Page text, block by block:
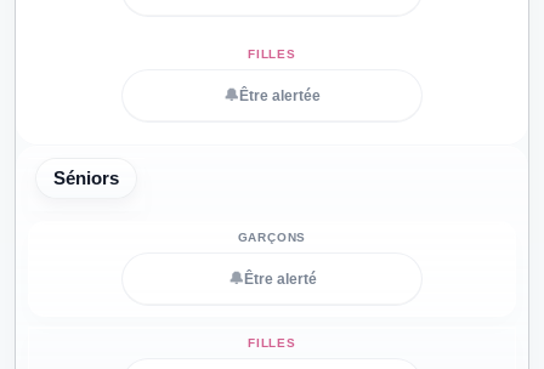
🔔 Être alertée
Séniors
🔔 Être alerté